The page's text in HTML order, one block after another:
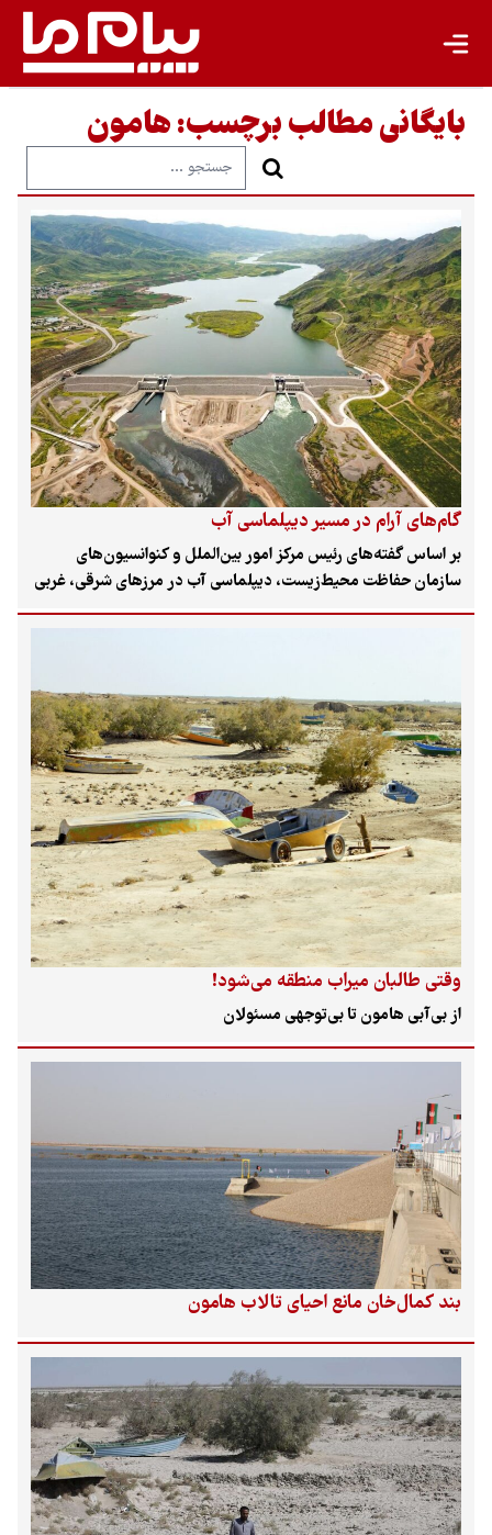
بایگانی مطالب برچسب:هامون
گام‌های آرام در مسیر دیپلماسی آب
بر اساس گفته‌های رئیس مرکز امور بین‌الملل و کنوانسیون‌های
سازمان حفاظت محیط‌زیست، دیپلماسی آب در مرزهای شرقی، غربی
و شمالی کشور، حتی در دوران جنگ نیز با وجود همه دشواری‌ها
ادامه داشته است. با این حال، کارشناسان حوزه آب و دیپلماسی
وجود تحریم‌ها و ناهماهنگی بین‌بخشی، هنوز نتوانسته است گرهی از
بحران‌های آبی کشور باز کند. آنها معتقدند رویکرد کشور نسبت به
دیپلماسی باید تغییر کند، بخش‌های غیررسمی مانند دانشگاه‌ها وارد
این فرایند شوند و از ظرفیت‌های آنها بهره گرفته شود.
وقتی طالبان میراب منطقه می‌شود!
از بی‌آبی هامون تا بی‌‌توجهی مسئولان
بند کمال‌خان مانع احیای تالاب هامون